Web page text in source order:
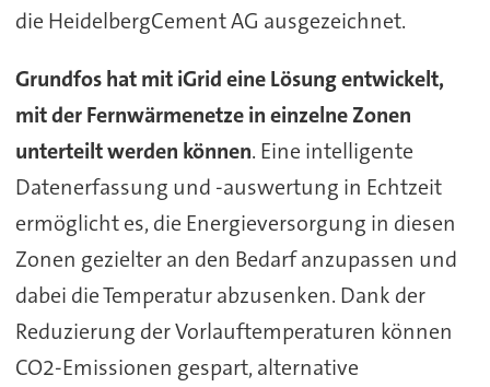
die HeidelbergCement AG ausgezeichnet.
Grundfos hat mit iGrid eine Lösung entwickelt,
mit der Fernwärmenetze in einzelne Zonen
unterteilt werden können. Eine intelligente
Datenerfassung und -auswertung in Echtzeit
ermöglicht es, die Energieversorgung in diesen
Zonen gezielter an den Bedarf anzupassen und
dabei die Temperatur abzusenken. Dank der
Reduzierung der Vorlauftemperaturen können
CO2-Emissionen gespart, alternative